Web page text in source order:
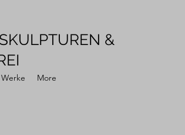
SKULPTUREN &
Werke More